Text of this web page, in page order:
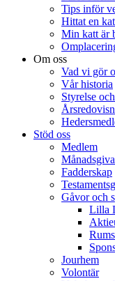
Tips inför
Hittat en
Min katt är
Om oss
Vad vi gör
Vår historia
Styrelse
Stöd oss
Medlem
Fadderskap
Gåvor och
Lilla
Jourhem
Volontär